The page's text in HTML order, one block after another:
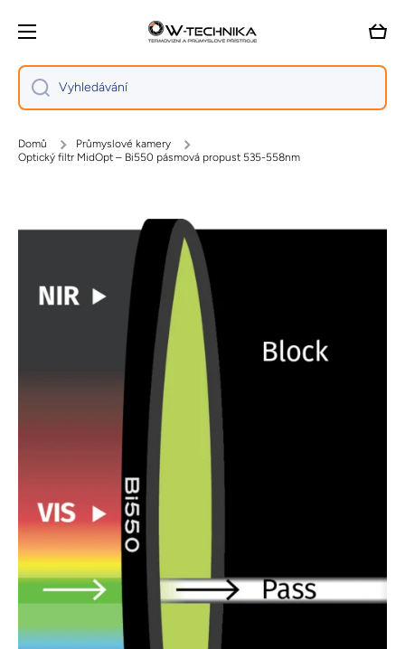
Přejít na obsah
Vozík
Vyhledávání
Domů
Průmyslové kamery
Optický filtr MidOpt – Bi550 pásmová propust 535-558nm
Přejít na informace o produktu